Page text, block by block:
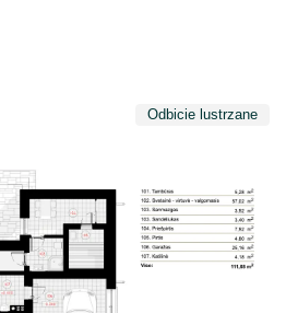
Odbicie lustrzane